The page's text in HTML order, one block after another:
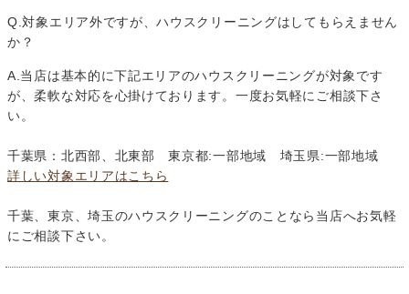
Q.対象エリア外ですが、ハウスクリーニングはしてもらえません
か？
A.当店は基本的に下記エリアのハウスクリーニングが対象です
が、柔軟な対応を心掛けております。一度お気軽にご相談下さ
い。
千葉県：北西部、北東部 東京都:一部地域 埼玉県:一部地域
詳しい対象エリアはこちら
千葉、東京、埼玉のハウスクリーニングのことなら当店へお気軽
にご相談下さい。